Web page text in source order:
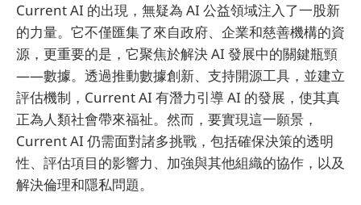
Current AI 的出現，無疑為 AI 公益領域注入了一股新
的力量。它不僅匯集了來自政府、企業和慈善機構的資
源，更重要的是，它聚焦於解決 AI 發展中的關鍵瓶頸
——數據。透過推動數據創新、支持開源工具，並建立
評估機制，Current AI 有潛力引導 AI 的發展，使其真
正為人類社會帶來福祉。然而，要實現這一願景，
Current AI 仍需面對諸多挑戰，包括確保決策的透明
性、評估項目的影響力、加強與其他組織的協作，以及
解決倫理和隱私問題。